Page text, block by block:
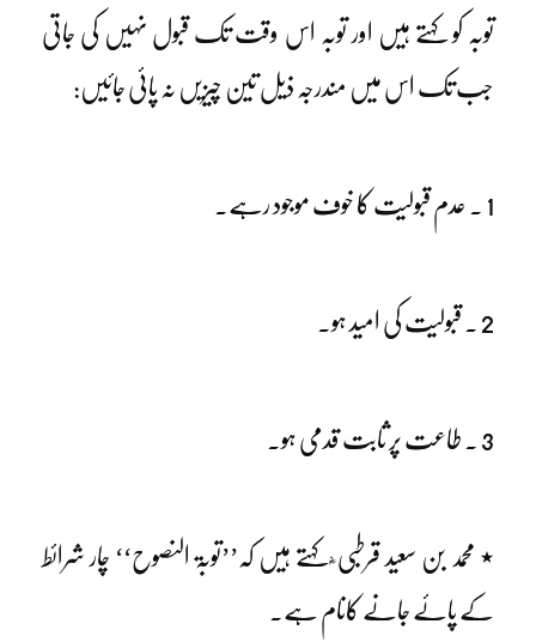
توبہ کو کہتے ہیں اور توبہ اس وقت تک قبول نہیں کی جاتی
جب تک اس میں مندرجہ ذیل تین چیزیں نہ پائی جائیں:
1 ۔ عدم قبولیت کا خوف موجود رہے۔
2 ۔ قبولیت کی امید ہو۔
3 ۔ طاعت پر ثابت قدمی ہو۔
٭ محمد بن سعید قرطبی ؓ کہتے ہیں کہ’’توبۃ النصوح‘‘ چار شرائط
کے پائے جانے کانام ہے۔